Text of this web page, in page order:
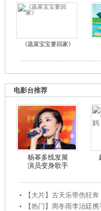
《蔬菜宝宝要回家》
电影台推荐
杨幂多线发展
演员变身歌手
【大片】古天乐带伤狂奔
【热门】周冬雨李治廷携